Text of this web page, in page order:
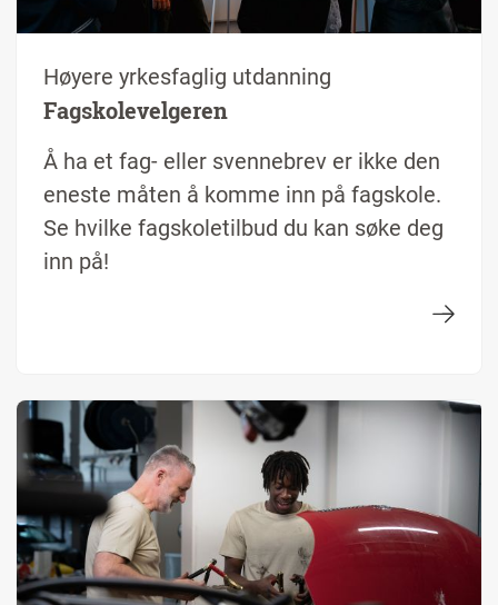
Høyere yrkesfaglig utdanning
Fagskolevelgeren
Å ha et fag- eller svennebrev er ikke den
eneste måten å komme inn på fagskole.
Se hvilke fagskoletilbud du kan søke deg
inn på!